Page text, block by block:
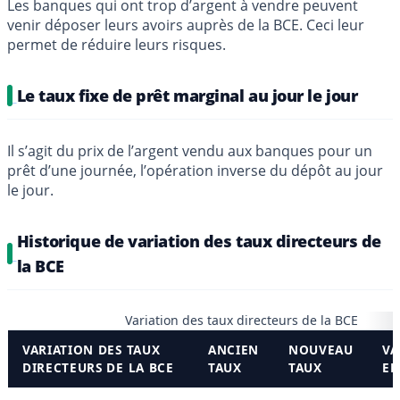
Les banques qui ont trop d’argent à vendre peuvent
venir déposer leurs avoirs auprès de la BCE. Ceci leur
permet de réduire leurs risques.
Le taux fixe de prêt marginal au jour le jour
Il s’agit du prix de l’argent vendu aux banques pour un
prêt d’une journée, l’opération inverse du dépôt au jour
le jour.
Historique de variation des taux directeurs de
la BCE
Variation des taux directeurs de la BCE
VARIATION DES TAUX
DIRECTEURS DE LA BCE
ANCIEN
TAUX
NOUVEAU
TAUX